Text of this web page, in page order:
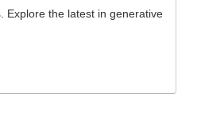
Explore the latest in generative